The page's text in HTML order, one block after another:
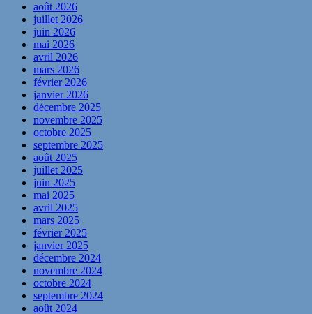
août 2026
juillet 2026
juin 2026
mai 2026
avril 2026
mars 2026
février 2026
janvier 2026
décembre 2025
novembre 2025
octobre 2025
septembre 2025
août 2025
juillet 2025
juin 2025
mai 2025
avril 2025
mars 2025
février 2025
janvier 2025
décembre 2024
novembre 2024
octobre 2024
septembre 2024
août 2024